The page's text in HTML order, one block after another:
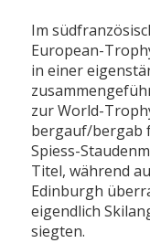
Im
European-
in einer
zur World-
bergauf/bergab
Spiess-
Titel, während
Edinburgh
eigendlich
siegten.